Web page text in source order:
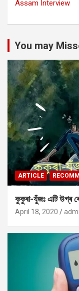
Assam Interview
You may
ARTICLE
কুকুৰা-যুঁজঃ এটি উগ্ৰ
April 18, 2020